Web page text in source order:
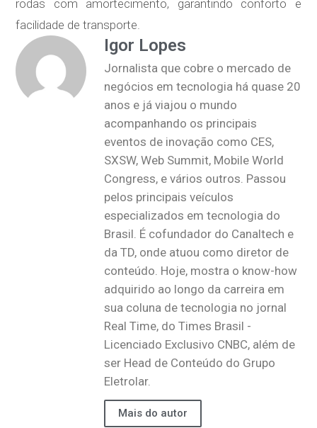
rodas com amortecimento, garantindo conforto e
facilidade de transporte.
Igor Lopes
Jornalista que cobre o mercado de
negócios em tecnologia há quase 20
anos e já viajou o mundo
acompanhando os principais
eventos de inovação como CES,
SXSW, Web Summit, Mobile World
Congress, e vários outros. Passou
pelos principais veículos
especializados em tecnologia do
Brasil. É cofundador do Canaltech e
da TD, onde atuou como diretor de
conteúdo. Hoje, mostra o know-how
adquirido ao longo da carreira em
sua coluna de tecnologia no jornal
Real Time, do Times Brasil -
Licenciado Exclusivo CNBC, além de
ser Head de Conteúdo do Grupo
Eletrolar.
Mais do autor